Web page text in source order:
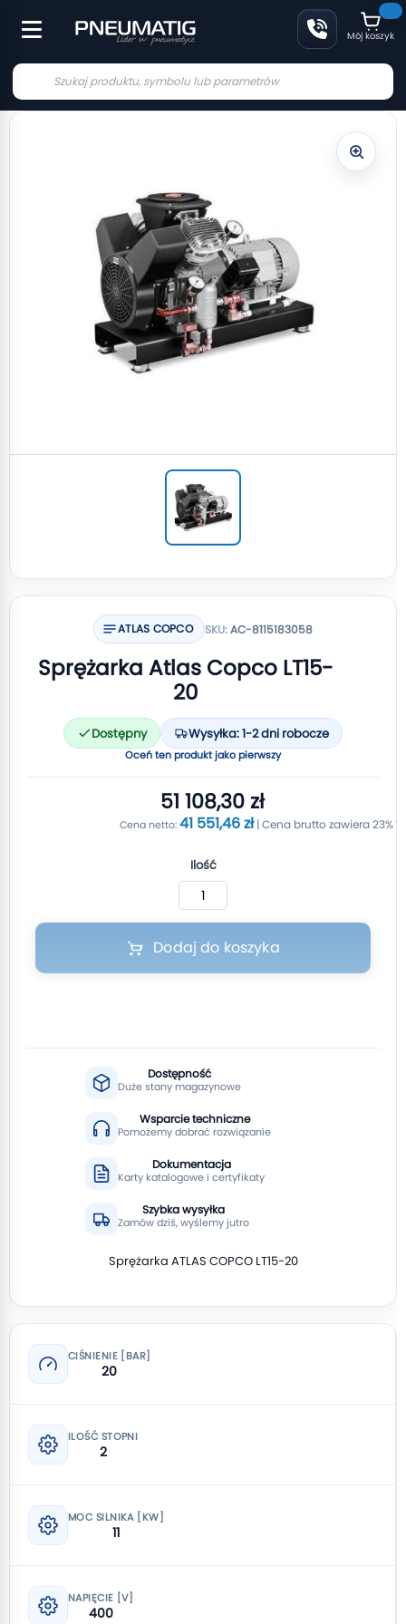
Mój koszyk
ATLAS COPCO SKU:AC-8115183058
Sprężarka Atlas Copco LT15-
20
Dostępny Wysyłka: 1-2 dni robocze
Oceń ten produkt jako pierwszy
51 108,30 zł
41 551,46 zł
Ilość
Dodaj do koszyka
Dostępność
Duże stany magazynowe
Wsparcie techniczne
Pomożemy dobrać rozwiązanie
Dokumentacja
Karty katalogowe i certyfikaty
Szybka wysyłka
Zamów dziś, wyślemy jutro
Sprężarka ATLAS COPCO LT15-20
CIŚNIENIE [BAR]
20
ILOŚĆ STOPNI
2
MOC SILNIKA [KW]
11
NAPIĘCIE [V]
400